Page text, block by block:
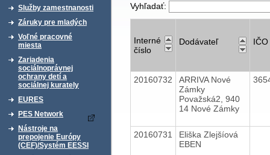
Služby zamestnanosti
Záruky pre mladých
Voľné pracovné
miesta
Zariadenia
sociálnoprávnej
ochrany detí a
sociálnej kurately
EURES
PES Network
Nástroje na
prepojenie Európy
(CEF)/Systém EESSI
Vyhľadať:
Interné
číslo
Dodávateľ IČO
20160732
ARRIVA Nové
Zámky
Považská2, 940
14 Nové Zámky
20160731
Eliška Zlejšíová
EBEN